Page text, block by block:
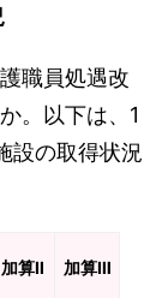
職員処遇改
。以下は、1
設の取得状況
加算Ⅱ 加算Ⅲ